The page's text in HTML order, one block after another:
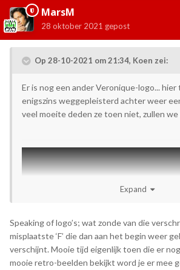
MarsM
28 oktober 2021 gepost
Op 28-10-2021 om 21:34, Koen zei:
Er is nog een ander Veronique-logo... hier
enigszins weggepleisterd achter weer
veel moeite deden ze toen niet, zullen we
Expand
Speaking of logo’s; wat zonde van die
misplaatste ‘F’ die dan aan het begin weer
verschijnt. Mooie tijd eigenlijk toen die er
mooie retro-beelden bekijkt word je er mee